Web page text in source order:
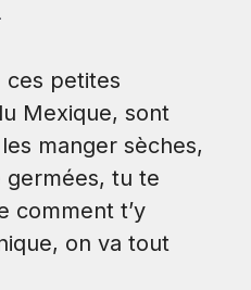
ces petites
Mexique, sont
manger sèches,
tu te
comment t’y
on va tout